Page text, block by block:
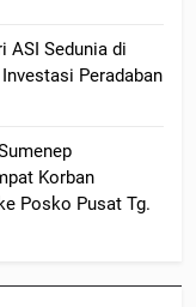
ASI Sedunia di
Peradaban
Korban
Posko Pusat Tg.